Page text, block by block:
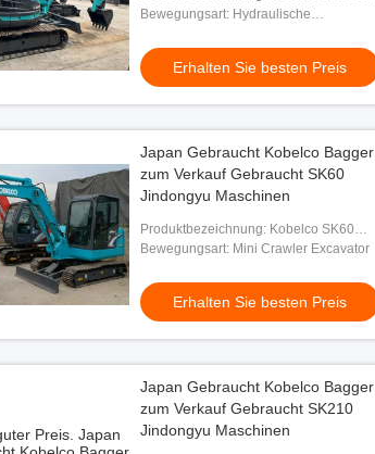
Bagger
Bewegungsart: Hydraulische
Erhalten Sie besten Preis
Japan Gebraucht Kobelco Bagger
zum Verkauf Gebraucht SK60
Jindongyu Maschinen
Produktbezeichnung: Kobelco SK60
Bagger
Bewegungsart: Mini Crawler Excavator
Erhalten Sie besten Preis
Japan Gebraucht Kobelco Bagger
zum Verkauf Gebraucht SK210
Jindongyu Maschinen